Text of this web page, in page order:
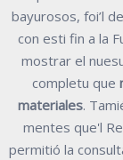
bayurosos, foi’l
con esti fin a la
mostrar el
completu que
materiales.
mentes que'l
permitió la